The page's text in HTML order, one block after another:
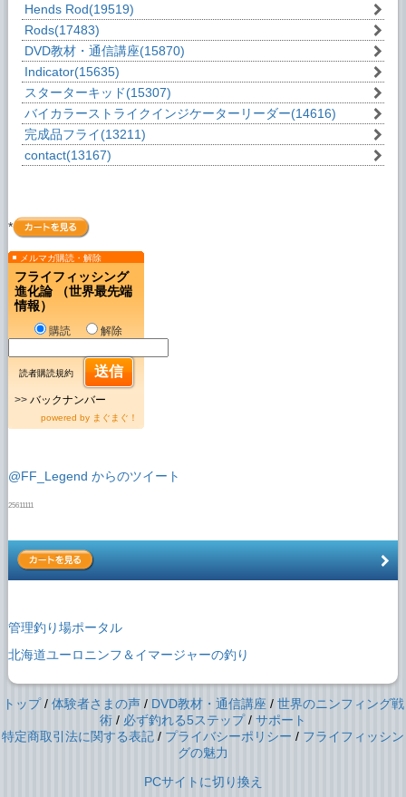
Hends Rod(19519)
Rods(17483)
DVD教材・通信講座(15870)
Indicator(15635)
スターターキッド(15307)
バイカラーストライクインジケーターリーダー(14616)
完成品フライ(13211)
contact(13167)
*
メルマガ購読・解除
フライフィッシング
進化論 （世界最先端
情報）
購読 解除
読者購読規約
>> バックナンバー
powered by まぐまぐ！
@FF_Legend からのツイート
25611111
管理釣り場ポータル
北海道ユーロニンフ＆イマージャーの釣り
トップ/ 体験者さまの声/ DVD教材・通信講座 / 世界のニンフィング戦
術 / 必ず釣れる5ステップ/ サポート
特定商取引法に関する表記 / プライバシーポリシー / フライフィッシン
グの魅力
PCサイトに切り換え